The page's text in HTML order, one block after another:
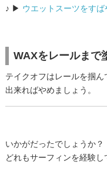
♪ ▶ ウエットスーツをす
WAXをレールまで
テイクオフはレールを掴ん
出来ればやめましょう。
いかがだったでしょうか？
どれもサーフィンを経験し